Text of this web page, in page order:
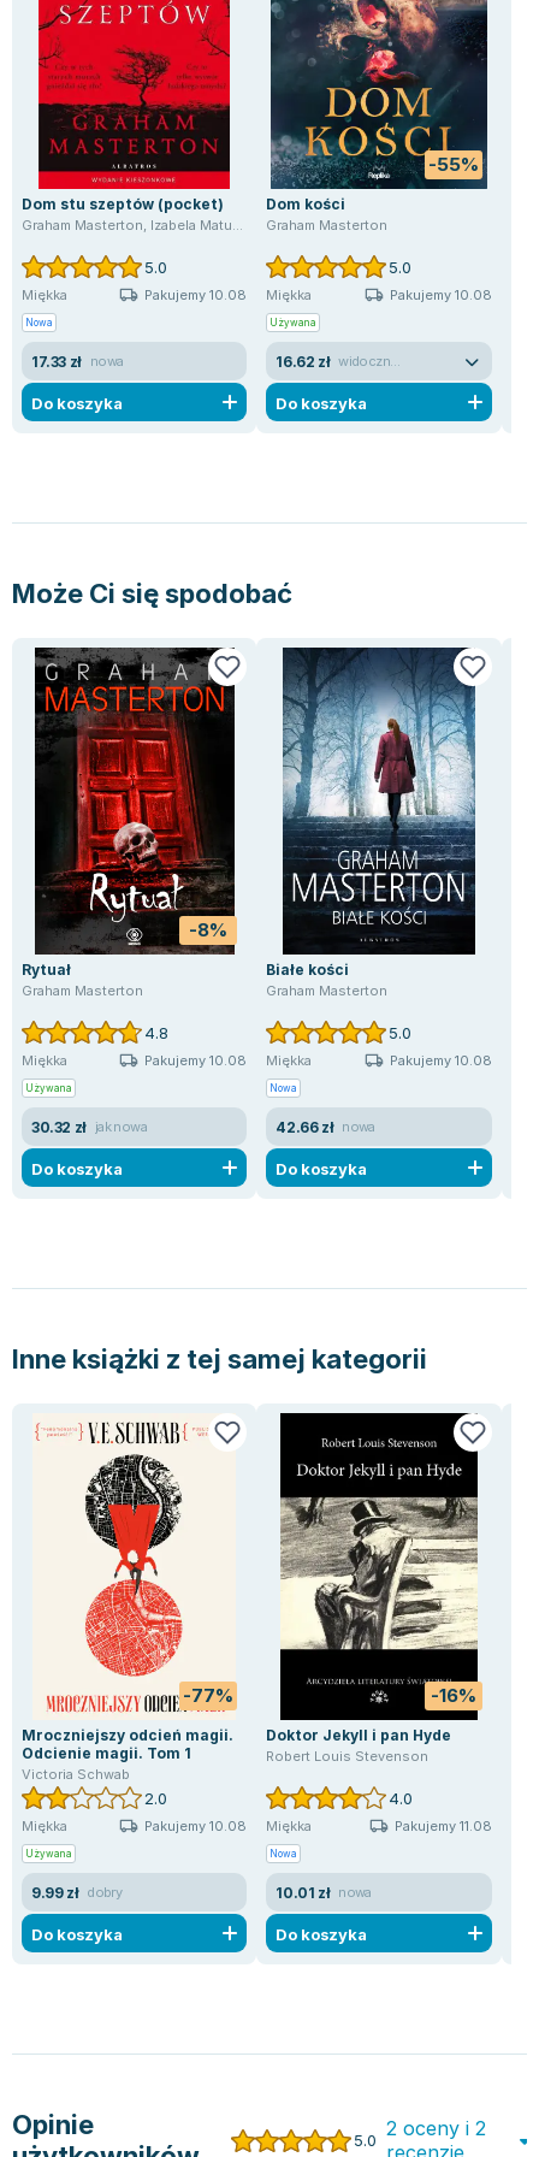
Dom stu szeptów (pocket)
Graham Masterton, Izabela Matuszewska
5.0
Miękka Pakujemy 10.08
Nowa
17.33 zł nowa
Do koszyka
-55%
Dom kości
Graham Masterton
5.0
Miękka Pakujemy 10.08
Używana
16.62 zł widoczne ślady używania
Do koszyka
Może Ci się spodobać
-8%
Rytuał
Graham Masterton
4.8
Miękka Pakujemy 10.08
Używana
30.32 zł jak nowa
Do koszyka
Białe kości
Graham Masterton
5.0
Miękka Pakujemy 10.08
Nowa
42.66 zł nowa
Do koszyka
Inne książki z tej samej kategorii
-77%
Mroczniejszy odcień magii.
Odcienie magii. Tom 1
Victoria Schwab
2.0
Miękka Pakujemy 10.08
Używana
9.99 zł dobry
Do koszyka
-16%
Doktor Jekyll i pan Hyde
Robert Louis Stevenson
4.0
Miękka Pakujemy 11.08
Nowa
10.01 zł nowa
Do koszyka
Opinie
5.0 2 oceny i 2
recenzje